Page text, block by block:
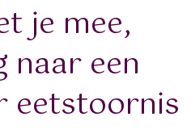
je mee,
naar een
eetstoornis